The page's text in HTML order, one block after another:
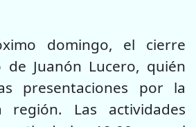
domingo, el cierre
Juanón Lucero, quién
presentaciones por la
Las actividades